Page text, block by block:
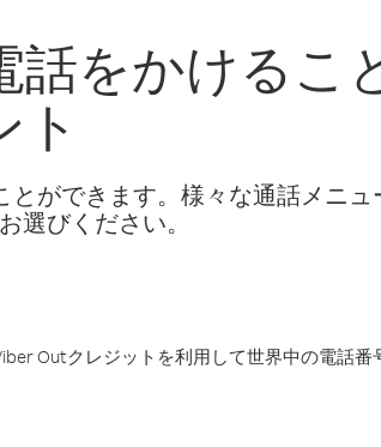
をかけるこ
ト
ができます。様々な通話メニ
選びください。
Outクレジットを利用して世界中の電話番